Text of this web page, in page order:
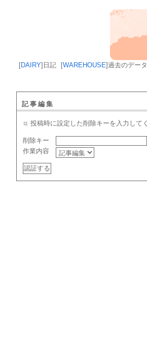
[DAIRY] 日記 [WAREHOUSE]過去のデータ
記事編集
投稿時に設定した削除キーを入力して
削除キー
作業内容